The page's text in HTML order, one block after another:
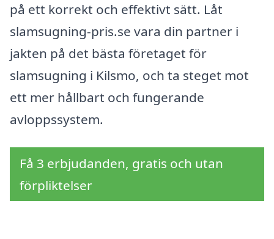
på ett korrekt och effektivt sätt. Låt
slamsugning-pris.se vara din partner i
jakten på det bästa företaget för
slamsugning i Kilsmo, och ta steget mot
ett mer hållbart och fungerande
avloppssystem.
Få 3 erbjudanden, gratis och utan
förpliktelser